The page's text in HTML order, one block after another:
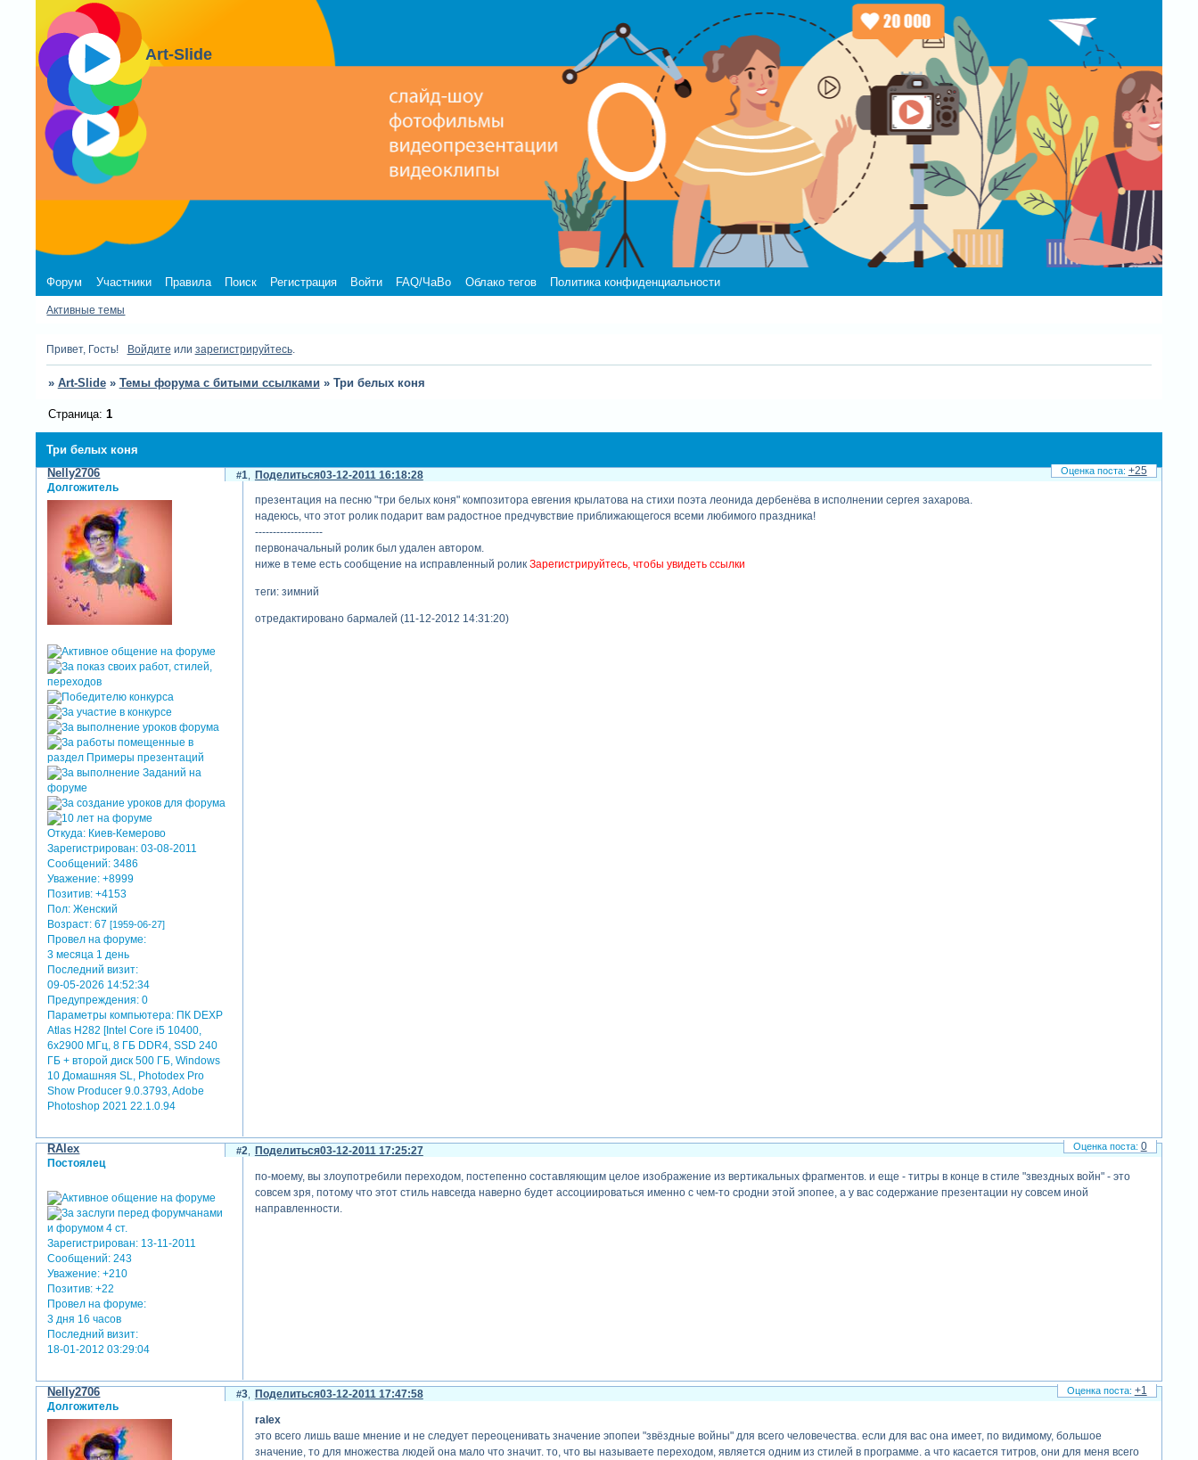
Art-Slide
Форум Участники Правила Поиск Регистрация Войти FAQ/ЧаВо Облако тегов Политика конфиденциальности
Активные темы
Привет, Гость! Войдите или зарегистрируйтесь.
» Art-Slide » Темы форума с битыми ссылками » Три белых коня
Три белых коня
Страница: 1
Поделиться
1 03-12-2011 16:18:28
Nelly2706
Долгожитель
Откуда: Киев-Кемерово
Зарегистрирован: 03-08-2011
Сообщений: 3486
Уважение: +8999
Позитив: +4153
Пол: Женский
Возраст: 67[1959-06-27]
Провел на форуме:
3 месяца 1 день
Последний визит:
09-05-2026 14:52:34
Предупреждения: 0
Параметры компьютера: ПК DEXP
Atlas H282 [Intel Core i5 10400,
6x2900 МГц, 8 ГБ DDR4, SSD 240
ГБ + второй диск 500 ГБ, Windows
10 Домашняя SL, Photodex Pro
Show Producer 9.0.3793, Adobe
Photoshop 2021 22.1.0.94
презентация на песню "три белых коня" композитора евгения крылатова на стихи поэта леонида дербенёва в исполнении сергея захарова.
надеюсь, что этот ролик подарит вам радостное предчувствие приближающегося всеми любимого праздника!
-------------------
первоначальный ролик был удален автором.
ниже в теме есть сообщение на исправленный ролик Зарегистрируйтесь, чтобы увидеть ссылки
теги: зимний
отредактировано бармалей (11-12-2012 14:31:20)
+25
Поделиться
2 03-12-2011 17:25:27
RAlex
Постоялец
Зарегистрирован: 13-11-2011
Сообщений: 243
Уважение: +210
Позитив: +22
Провел на форуме:
3 дня 16 часов
Последний визит:
18-01-2012 03:29:04
по-моему, вы злоупотребили переходом, постепенно составляющим целое изображение из вертикальных фрагментов. и еще - титры в конце в стиле "звездных войн" - это
совсем зря, потому что этот стиль навсегда наверно будет ассоциироваться именно с чем-то сродни этой эпопее, а у вас содержание презентации ну совсем иной
направленности.
0
Поделиться
3 03-12-2011 17:47:58
Nelly2706
Долгожитель
ralex
это всего лишь ваше мнение и не следует переоценивать значение эпопеи "звёздные войны" для всего человечества. если для вас она имеет, по видимому, большое
значение, то для множества людей она мало что значит. то, что вы называете переходом, является одним из стилей в программе. а что касается титров, они для меня всего
+1